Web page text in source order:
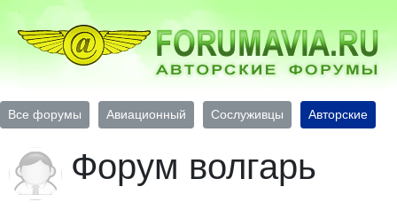
Все форумы Авиационный Сослуживцы Авторские
Форум волгарь